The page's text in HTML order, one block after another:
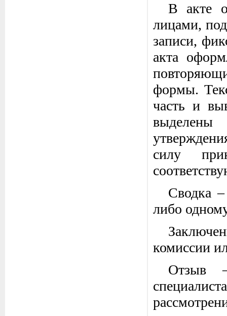
В акте
лицами,
записи,
акта
формы.
часть и
выделены
силу
Сводка
либо
комиссии
Отзыв